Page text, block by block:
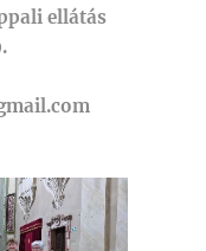
ellátás